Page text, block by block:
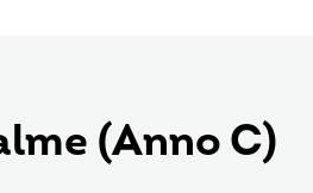
(Anno C)